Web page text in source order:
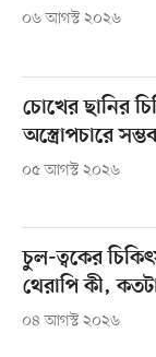
০৬ আগস্ট ২০২৬
চোখের ছানির
অস্ত্রোপচারে সম্ভব
০৫ আগস্ট ২০২৬
চুল-ত্বকের
থেরাপি কী,
০৪ আগস্ট ২০২৬